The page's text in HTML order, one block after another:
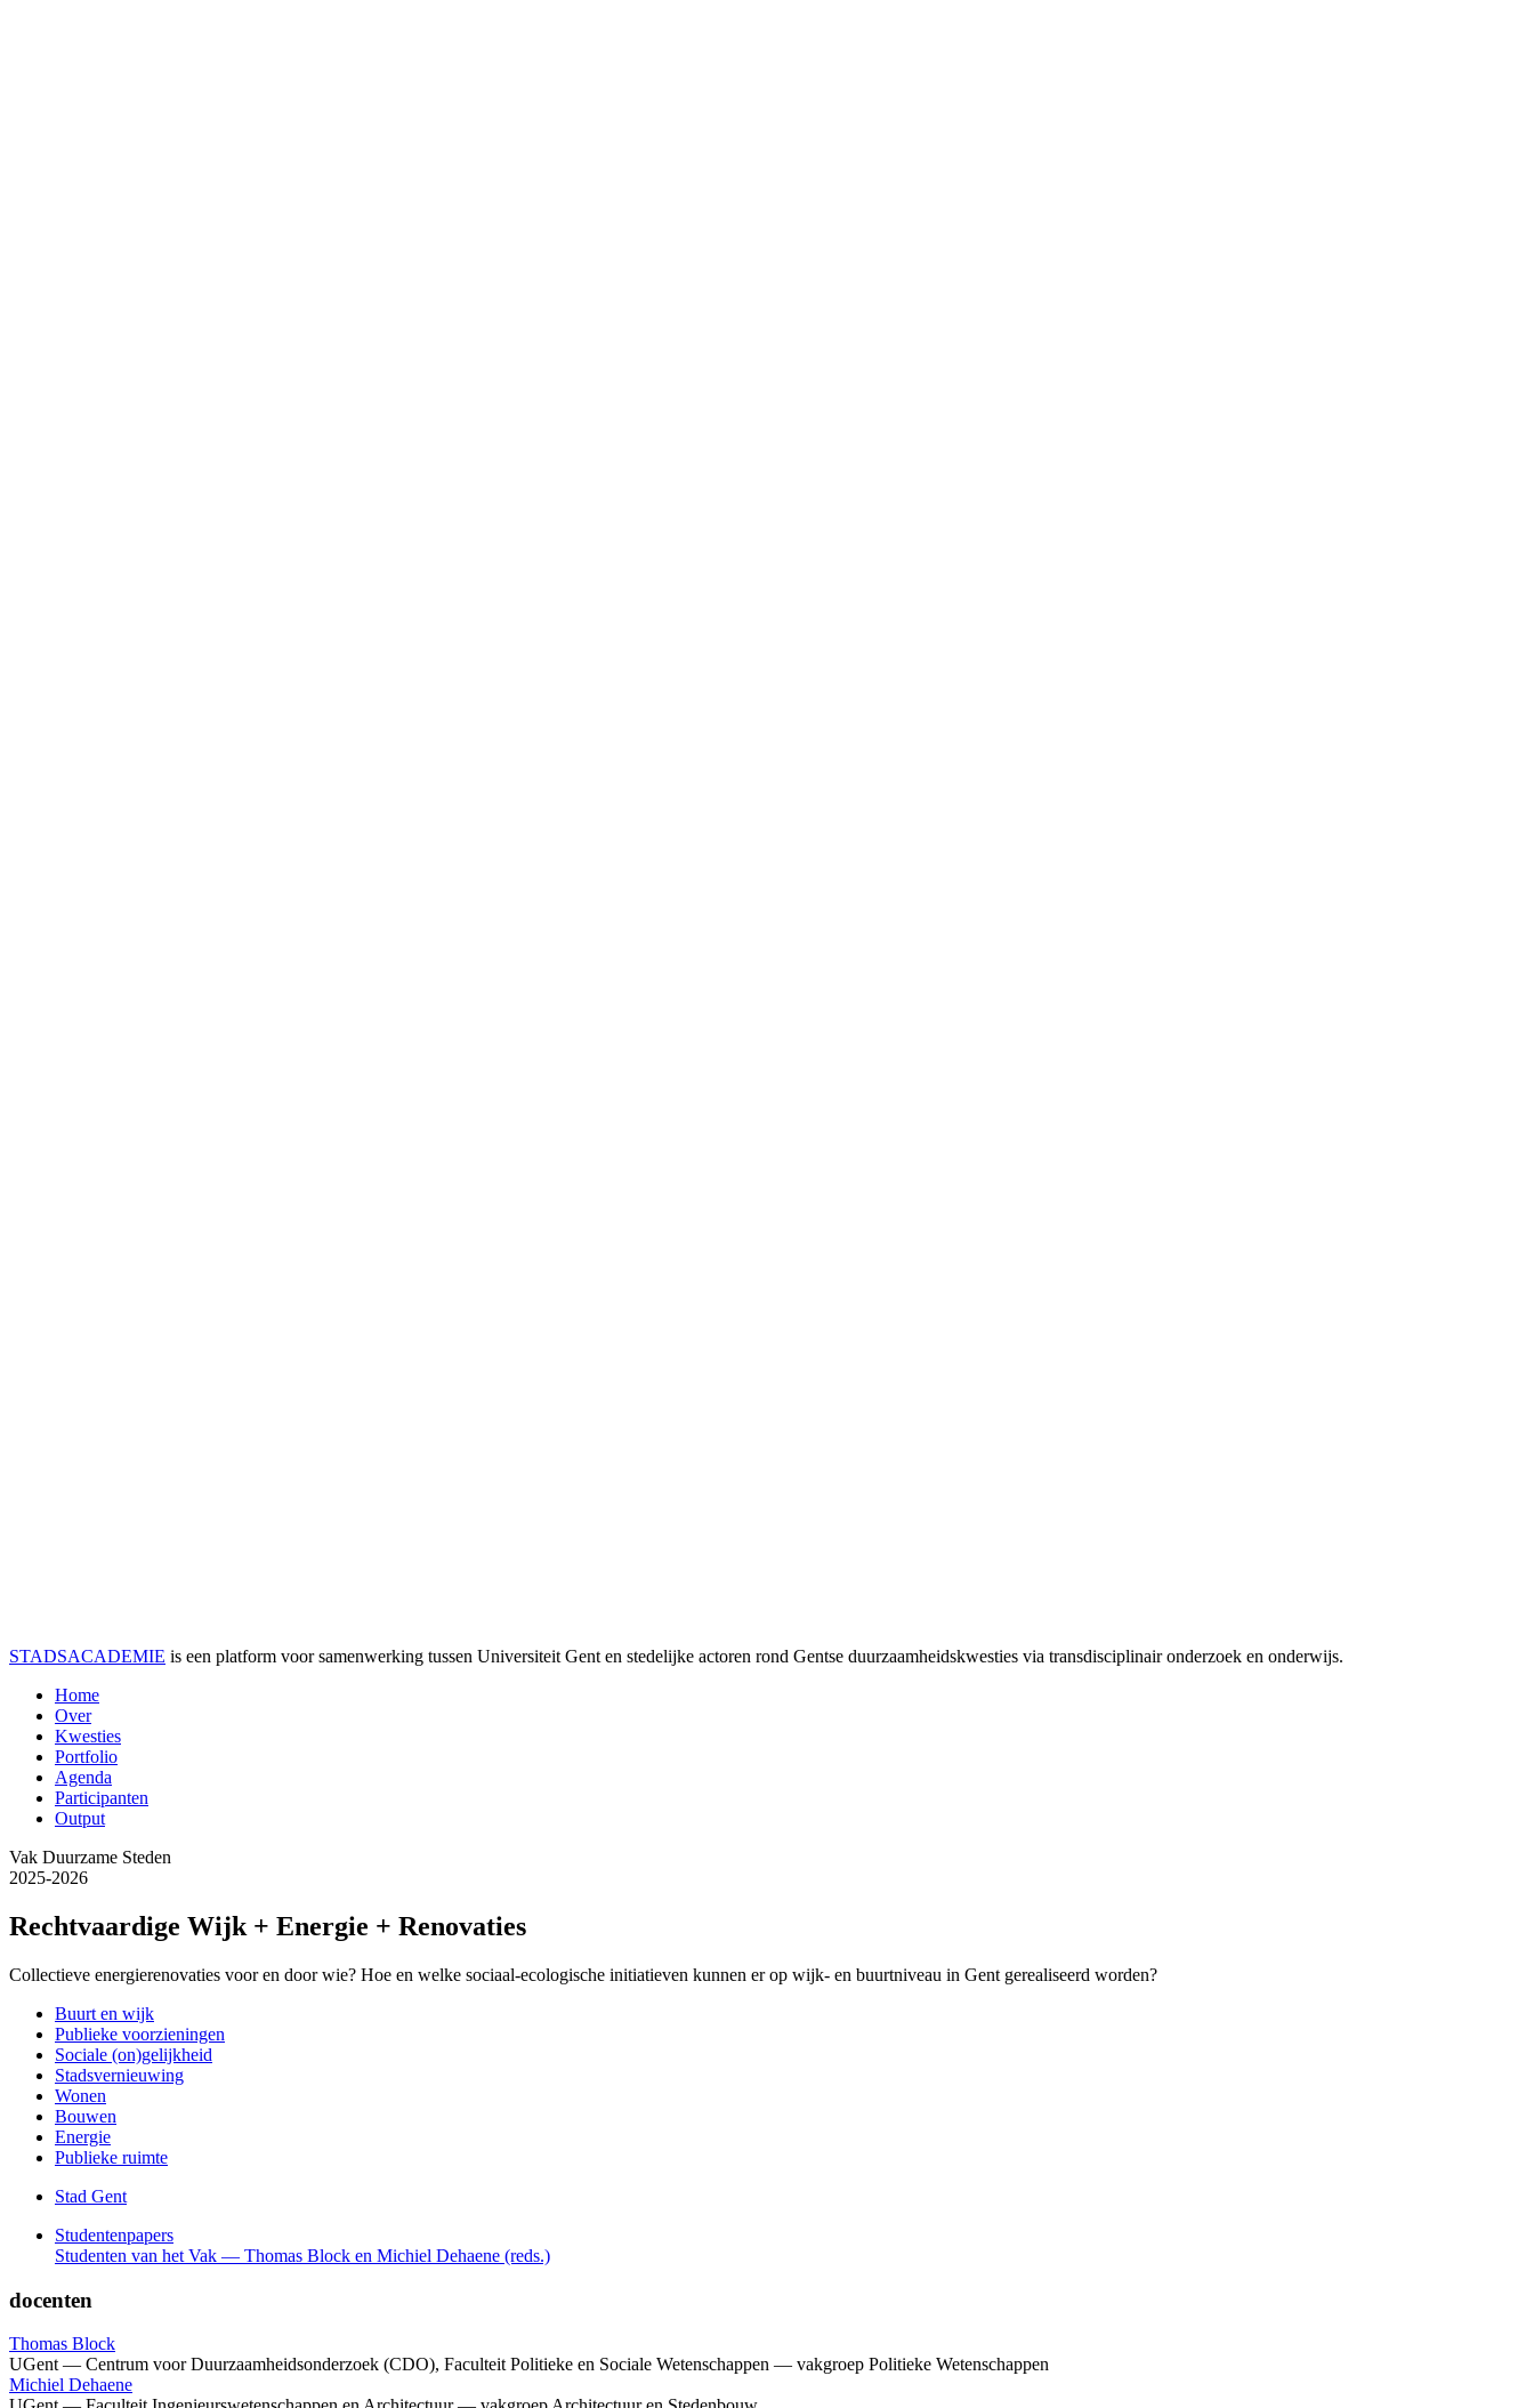
STADSACADEMIE is een platform voor samenwerking tussen Universiteit Gent en stedelijke actoren rond Gentse duurzaamheids­kwesties via transdisciplinair onderzoek en onderwijs.
Home
Over
Kwesties
Portfolio
Agenda
Participanten
Output
Vak Duurzame Steden
2025-2026
Rechtvaardige Wijk + Energie + Renovaties
Collectieve energierenovaties voor en door wie? Hoe en welke sociaal-ecologische initiatieven kunnen er op wijk- en buurtniveau in Gent gerealiseerd worden?
Buurt en wijk
Publieke voorzieningen
Sociale (on)gelijkheid
Stadsvernieuwing
Wonen
Bouwen
Energie
Publieke ruimte
Stad Gent
Studentenpapers
Studenten van het Vak — Thomas Block en Michiel Dehaene (reds.)
docenten
Thomas Block
UGent — Centrum voor Duurzaamheidsonderzoek (CDO), Faculteit Politieke en Sociale Wetenschappen — vakgroep Politieke Wetenschappen
Michiel Dehaene